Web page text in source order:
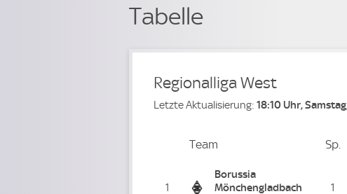
Tabelle
Regionalliga West
Letzte Aktualisierung: 18:10 Uhr,
PlatzTeam Sp.
1
Borussia
Mönchengladbach
1